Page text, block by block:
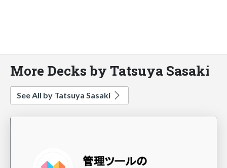
More Decks by Tatsuya Sasaki
See All by Tatsuya Sasaki